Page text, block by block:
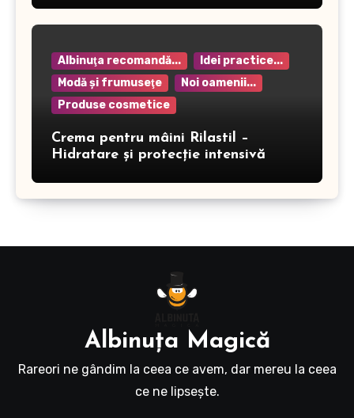
Albinuţa recomandă...
Idei practice...
Modă şi frumuseţe
Noi oamenii...
Produse cosmetice
Crema pentru mâini Rilastil –
Hidratare și protecție intensivă
Albinuţa Magică
Rareori ne gândim la ceea ce avem, dar mereu la ceea
ce ne lipseşte.